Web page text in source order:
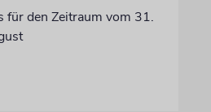
für den Zeitraum vom 31.